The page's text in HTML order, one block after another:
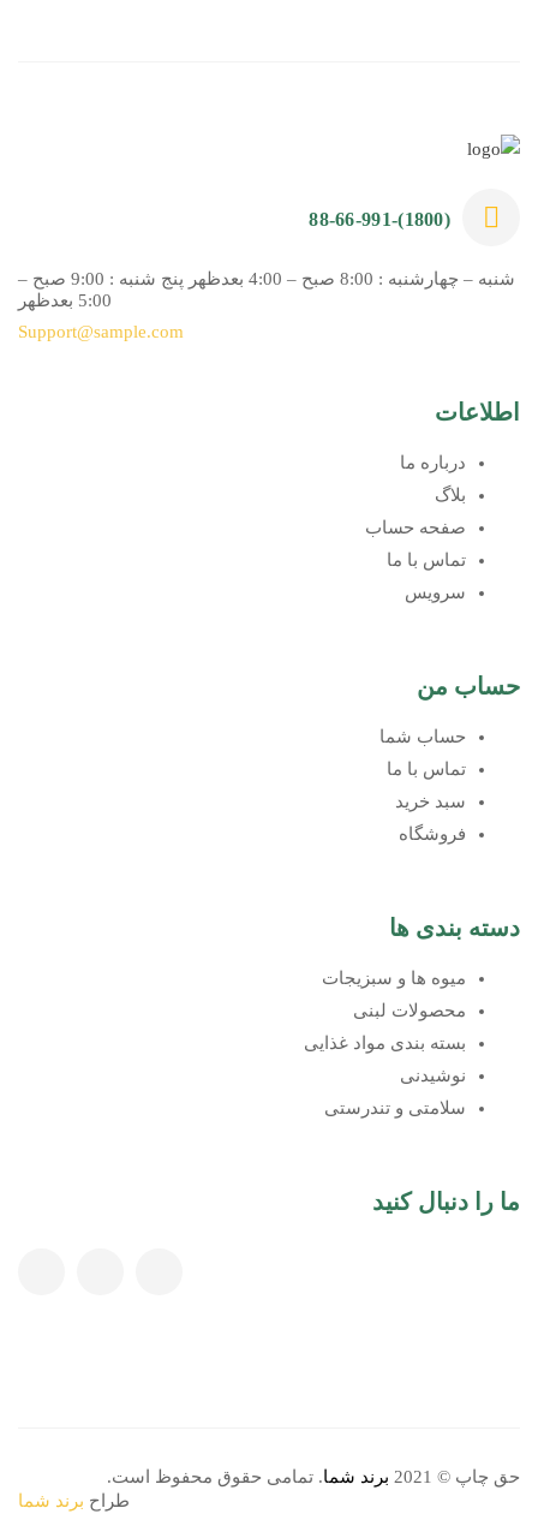
(1800)-88-66-991
شنبه – چهارشنبه : 8:00 صبح – 4:00 بعدظهر پنج شنبه : 9:00 صبح –
5:00 بعدظهر
Support@sample.com
اطلاعات
درباره ما
بلاگ
صفحه حساب
تماس با ما
سرویس
حساب من
حساب شما
تماس با ما
سبد خرید
فروشگاه
دسته بندی ها
میوه ها و سبزیجات
محصولات لبنی
بسته بندی مواد غذایی
نوشیدنی
سلامتی و تندرستی
ما را دنبال کنید
حق چاپ © 2021 برند شما. تمامی حقوق محفوظ است.
طراح برند شما